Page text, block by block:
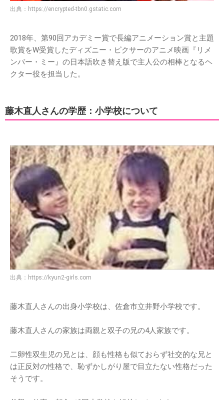
出典： https://encrypted-tbn0.gstatic.com
2018年、第90回アカデミー賞で長編アニメーション賞と主題
歌賞をW受賞したディズニー・ピクサーのアニメ映画『リメ
ンバー・ミー』の日本語吹き替え版で主人公の相棒となるヘ
クター役を担当した。
藤木直人さんの学歴：小学校について
出典： https://kyun2-girls.com
藤木直人さんの出身小学校は、佐倉市立井野小学校です。
藤木直人さんの家族は両親と双子の兄の4人家族です。
二卵性双生児の兄とは、顔も性格も似ておらず社交的な兄と
は正反対の性格で、恥ずかしがり屋で目立たない性格だった
そうです。